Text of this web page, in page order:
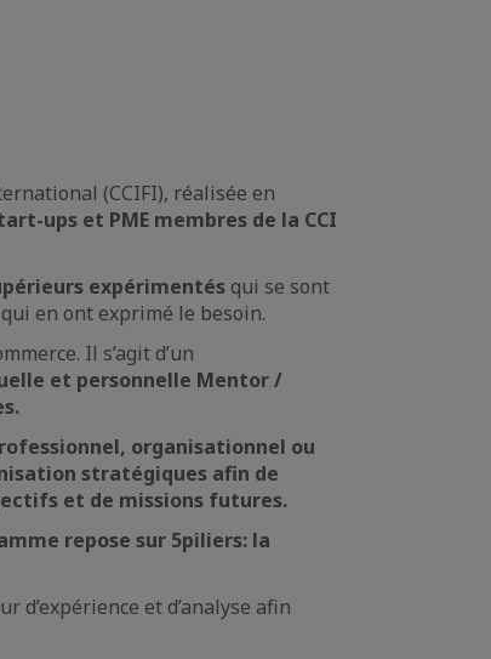
(CCIFI), réalisée en
ups et PME membres de la CCI
expérimentésqui se sont
en ont exprimé le besoin.
Il s’agit d’un
et personnelle Mentor /
organisationnel ou
stratégiques afin de
et de missions futures.
repose sur 5piliers: la
et d’analyse afin